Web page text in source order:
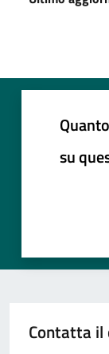
su
Contatta il